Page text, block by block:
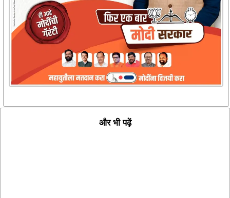
और भी पढ़ें